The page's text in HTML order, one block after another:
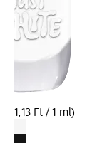
(81,13 Ft / 1 ml)